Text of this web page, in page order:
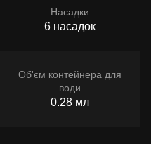
Насадки
6 насадок
Об'єм контейнера для
води
0.28 мл